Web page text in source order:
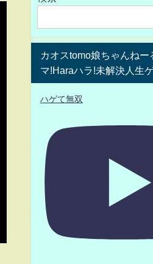
カオスtomo娘ちゃんねー
マ!Haraハラ!未解決人生
ハゲて無双